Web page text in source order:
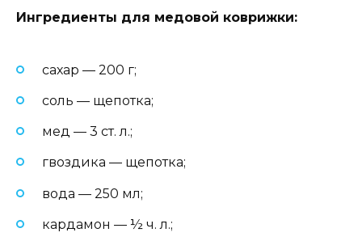
Ингредиенты для медовой коврижки:
сахар — 200 г;
соль — щепотка;
мед — 3 ст. л.;
гвоздика — щепотка;
вода — 250 мл;
кардамон — ½ ч. л.;